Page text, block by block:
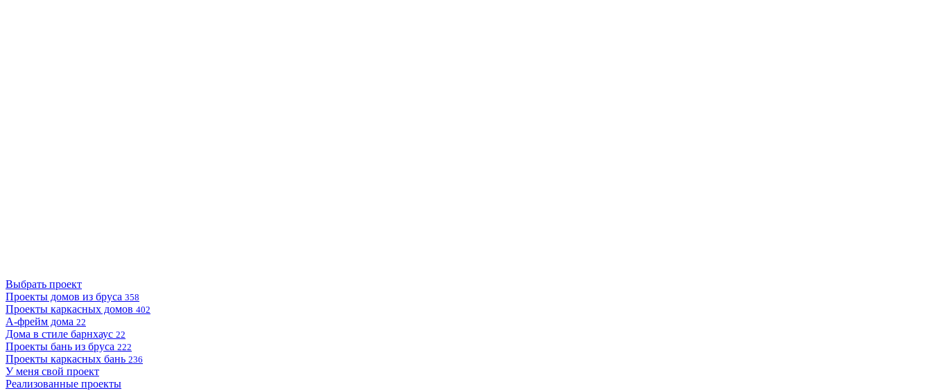
Выбрать проект
Проекты домов из бруса 358
Проекты каркасных домов 402
А-фрейм дома 22
Дома в стиле барнхаус 22
Проекты бань из бруса 222
Проекты каркасных бань 236
У меня свой проект
Реализованные проекты